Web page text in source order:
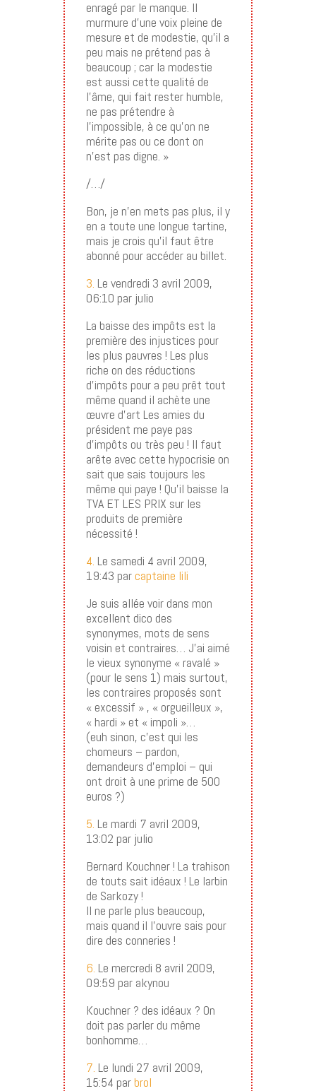
enragé par le manque. Il
murmure d’une voix pleine de
mesure et de modestie, qu’il a
peu mais ne prétend pas à
beaucoup ; car la modestie
est aussi cette qualité de
l’âme, qui fait rester humble,
ne pas prétendre à
l’impossible, à ce qu’on ne
mérite pas ou ce dont on
n’est pas digne. »
/…/
Bon, je n’en mets pas plus, il y
en a toute une longue tartine,
mais je crois qu’il faut être
abonné pour accéder au billet.
3. Le vendredi 3 avril 2009,
06:10 par julio
La baisse des impôts est la
première des injustices pour
les plus pauvres ! Les plus
riche on des réductions
d’impôts pour a peu prêt tout
même quand il achète une
œuvre d’art Les amies du
président me paye pas
d’impôts ou très peu ! Il faut
arête avec cette hypocrisie on
sait que sais toujours les
même qui paye ! Qu’il baisse la
TVA ET LES PRIX sur les
produits de première
nécessité !
4. Le samedi 4 avril 2009,
19:43 parcaptaine lili
Je suis allée voir dans mon
excellent dico des
synonymes, mots de sens
voisin et contraires… J’ai aimé
le vieux synonyme « ravalé »
(pour le sens 1) mais surtout,
les contraires proposés sont
« excessif » , « orgueilleux »,
« hardi » et « impoli »…
(euh sinon, c’est qui les
chomeurs – pardon,
demandeurs d’emploi – qui
ont droit à une prime de 500
euros ?)
5. Le mardi 7 avril 2009,
13:02 par julio
Bernard Kouchner ! La trahison
de touts sait idéaux ! Le larbin
de Sarkozy !
Il ne parle plus beaucoup,
mais quand il l’ouvre sais pour
dire des conneries !
6. Le mercredi 8 avril 2009,
09:59 par akynou
Kouchner ? des idéaux ? On
doit pas parler du même
bonhomme…
7. Le lundi 27 avril 2009,
15:54 parbrol